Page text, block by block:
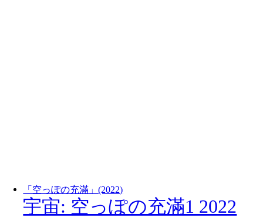
「空っぽの充滿」(2022)
宇宙: 空っぽの充滿1 2022